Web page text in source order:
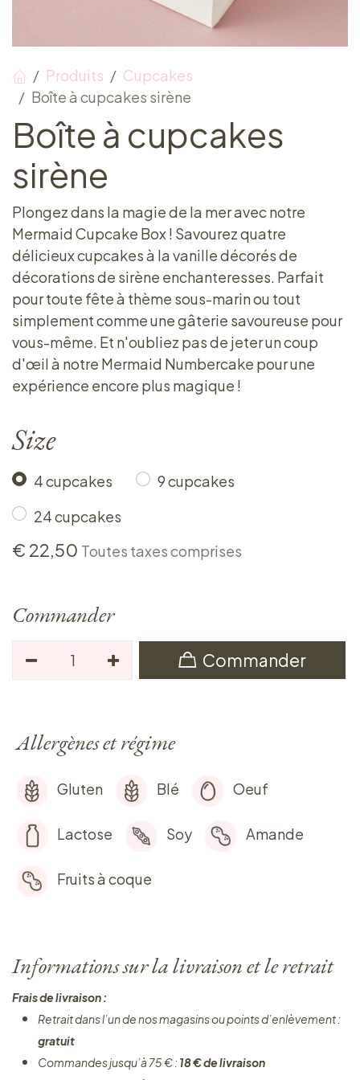
Produits
Cupcakes
Boîte à cupcakes sirène
Boîte à cupcakes
sirène
Plongez dans la magie de la mer avec notre
Mermaid Cupcake Box ! Savourez quatre
délicieux cupcakes à la vanille décorés de
décorations de sirène enchanteresses. Parfait
pour toute fête à thème sous-marin ou tout
simplement comme une gâterie savoureuse pour
vous-même. Et n'oubliez pas de jeter un coup
d'œil à notre Mermaid Numbercake pour une
expérience encore plus magique !
Size
4 cupcakes
9 cupcakes
24 cupcakes
€ 22,50 Toutes taxes comprises
Commander
Commander
Allergènes et régime
Gluten Blé Oeuf
Lactose Soy Amande
Fruits à coque
Informations sur la livraison et le retrait
Frais de livraison :
Retrait dans l’un de nos magasins ou points d’enlèvement :
gratuit
Commandes jusqu’à 75 € : 18 € de livraison